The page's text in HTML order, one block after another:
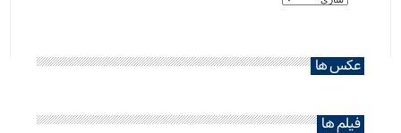
عکس ها
فیلم ها